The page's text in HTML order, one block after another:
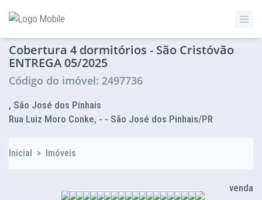
Cobertura 4 dormitórios - São Cristóvão
ENTREGA 05/2025
Código do imóvel: 2497736
, São José dos Pinhais
Rua Luiz Moro Conke, - - São José dos Pinhais/PR
Inicial > Imóveis
venda